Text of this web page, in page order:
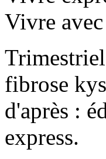
Vivre
fibrose
d'après :
express.